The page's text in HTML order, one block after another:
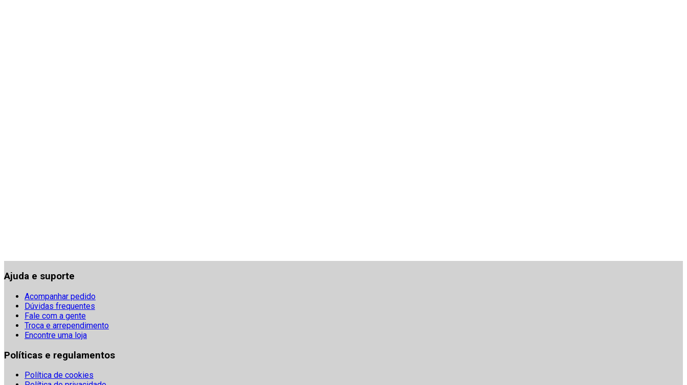
Ajuda e suporte
Acompanhar pedido
Dúvidas frequentes
Fale com a gente
Troca e arrependimento
Encontre uma loja
Políticas e regulamentos
Política de cookies